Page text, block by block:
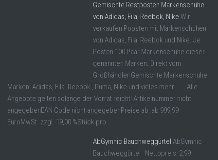
Gemischte Restposten Markenschuhe
von Adidas, Fila, Reebok, Nike Wir
verkaufen Popsten mit Markenschuhen
von Adidas, Fila, Reebok und Nike. Je
Posten 100 Paar Markenschuhe dieser
genannten Marken. Direkt vom
Großhändler Gemischte Markenschuhe:
Marken: Adidas, Fila ,Reebok , Puma, Nike und vieles mehr…….. Alle
Angebote gelten solange der Vorrat reicht! Artikelnummer nicht
angegebenEAN Code nicht angegebenPreise ab: ab 999,99
EuroMwSt. zzgl. 19,00 %Stück pro ...
AbGymnic Bauchweggürtel AbGymnic
Bauchweggürtel Nettopreis: 2,99